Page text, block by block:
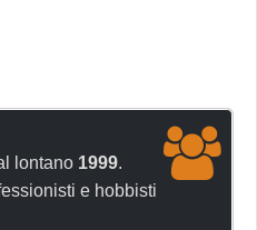
lontano 1999.
e hobbisti